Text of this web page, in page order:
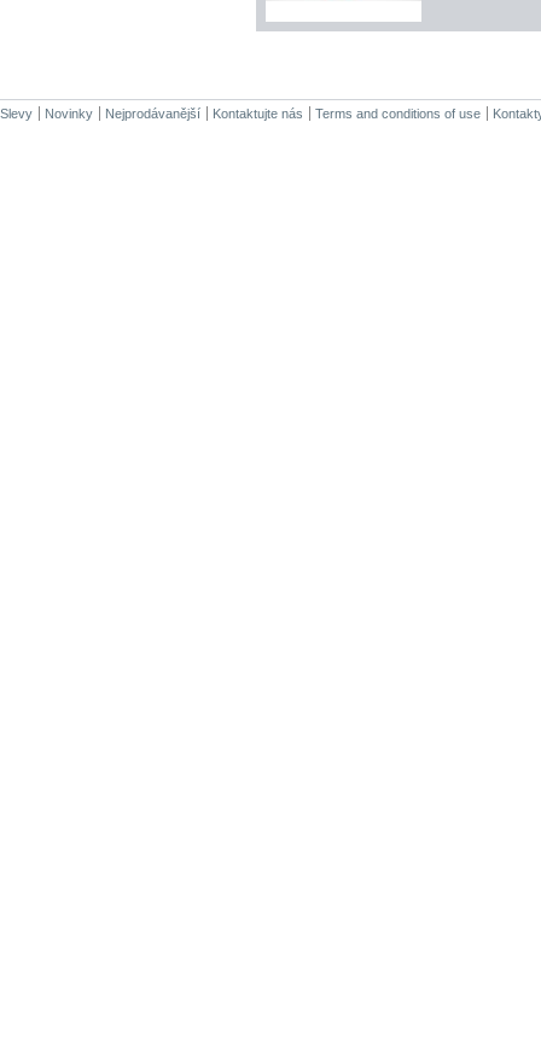
Slevy Novinky Nejprodávanější Kontaktujte nás Terms and conditions of use